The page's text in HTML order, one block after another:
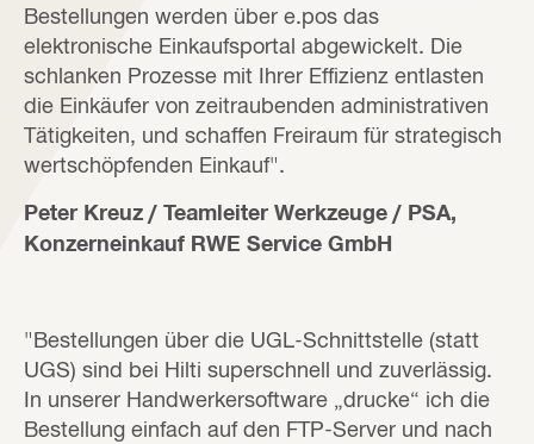
Bestellungen werden über e.pos das
elektronische Einkaufsportal abgewickelt. Die
schlanken Prozesse mit Ihrer Effizienz entlasten
die Einkäufer von zeitraubenden administrativen
Tätigkeiten, und schaffen Freiraum für strategisch
wertschöpfenden Einkauf".
Peter Kreuz / Teamleiter Werkzeuge / PSA,
Konzerneinkauf RWE Service GmbH
"Bestellungen über die UGL-Schnittstelle (statt
UGS) sind bei Hilti superschnell und zuverlässig.
In unserer Handwerkersoftware „drucke“ ich die
Bestellung einfach auf den FTP-Server und nach